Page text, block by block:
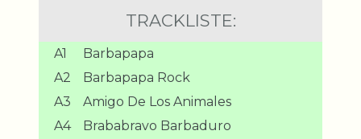
TRACKLISTE:
A1
Barbapapa
A2
Barbapapa Rock
A3
Amigo De Los Animales
A4
Brababravo Barbaduro